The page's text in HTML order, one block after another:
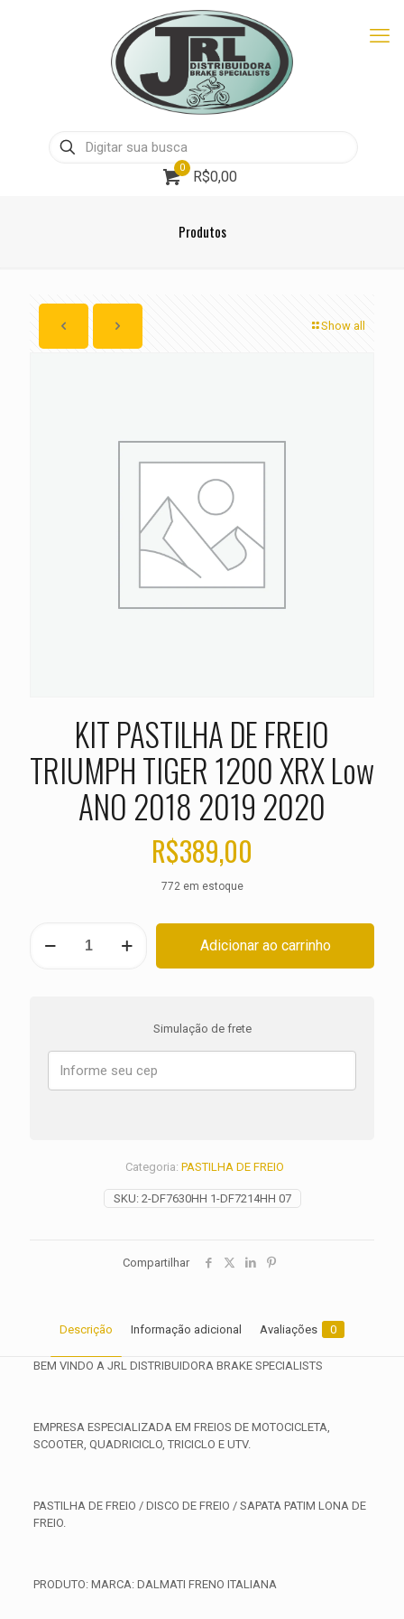
0
R$0,00
Produtos
Show all
KIT PASTILHA DE FREIO
TRIUMPH TIGER 1200 XRX Low
ANO 2018 2019 2020
R$389,00
772 em estoque
PASTILHA
XRX
ANO
Adicionar ao carrinho
Simulação de frete
SKU: 2-DF7630HH 1-DF7214HH 07
Categoria: PASTILHA DE FREIO
Compartilhar
Descrição Informação adicional Avaliações 0
BEM VINDO A JRL DISTRIBUIDORA BRAKE SPECIALISTS
EMPRESA ESPECIALIZADA EM FREIOS DE MOTOCICLETA,
SCOOTER, QUADRICICLO, TRICICLO E UTV.
PASTILHA DE FREIO / DISCO DE FREIO / SAPATA PATIM LONA DE
FREIO.
PRODUTO: MARCA: DALMATI FRENO ITALIANA